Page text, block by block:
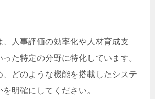
、人事評価の効率化や人材育成支
た特定の分野に特化しています。
、どのような機能を搭載したシステ
明確にしてください。